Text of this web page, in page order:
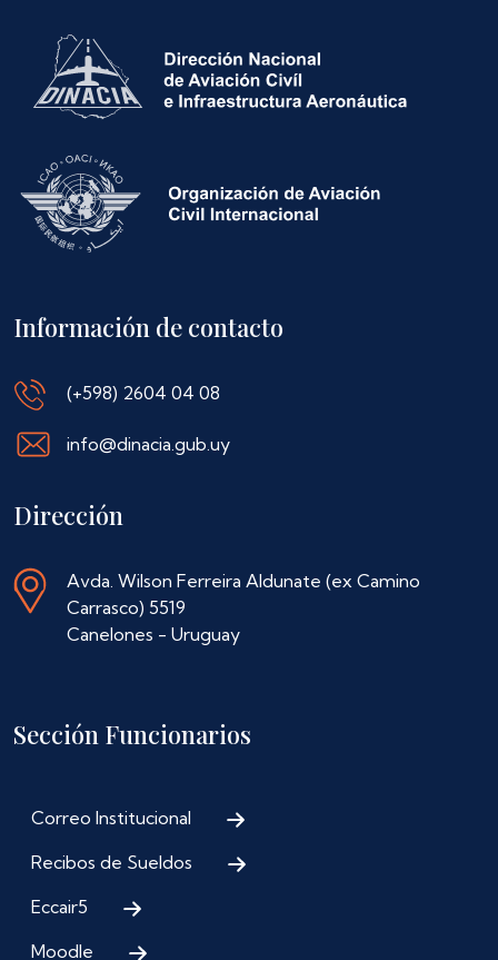
Información de contacto
(+598) 2604 04 08
info@dinacia.gub.uy
Dirección
Avda. Wilson Ferreira Aldunate (ex Camino
Carrasco) 5519
Canelones - Uruguay
Sección Funcionarios
Correo Institucional
Recibos de Sueldos
Eccair5
Moodle